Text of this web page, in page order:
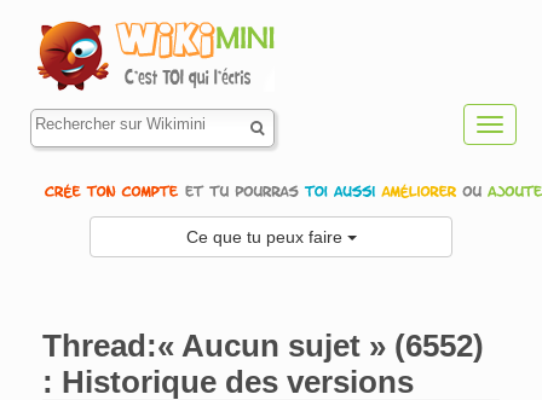
Ce que tu peux faire
Thread:« Aucun sujet » (6552)
: Historique des versions